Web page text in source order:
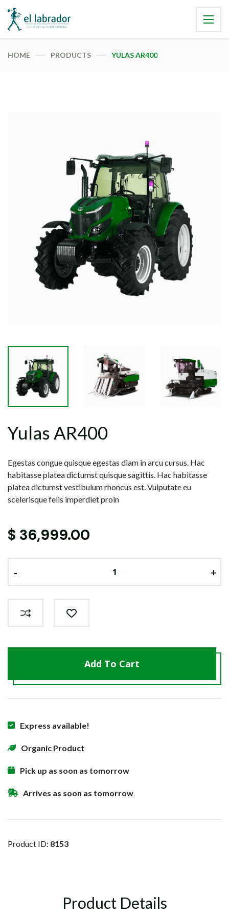
HOME PRODUCTS YULAS AR400
Yulas AR400
Egestas congue quisque egestas diam in arcu cursus. Hac
habitasse platea dictumst quisque sagittis. Hac habitasse
platea dictumst vestibulum rhoncus est. Vulputate eu
scelerisque felis imperdiet proin
$ 36,999.00
- +
- +
- +
Add To Cart
Express available!
Organic Product
Pick up as soon as tomorrow
Arrives as soon as tomorrow
Product ID: 8153
Product Details